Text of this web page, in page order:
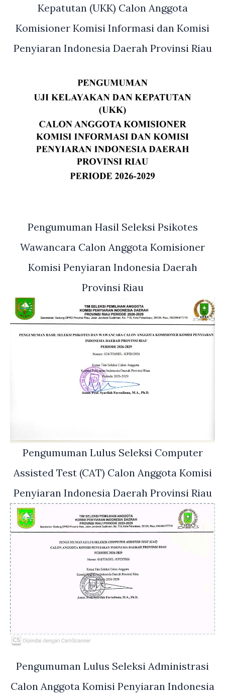
Rencana
TA
Kepatutan (UKK) Calon Anggota
Komisioner Komisi Informasi dan Komisi
Penyiaran Indonesia Daerah Provinsi Riau
Pengumuman Hasil Seleksi Psikotes
Wawancara Calon Anggota Komisioner
Komisi Penyiaran Indonesia Daerah
Provinsi Riau
Pengumuman Lulus Seleksi Computer
Assisted Test (CAT) Calon Anggota Komisi
Penyiaran Indonesia Daerah Provinsi Riau
Pengumuman Lulus Seleksi Administrasi
Calon Anggota Komisi Penyiaran Indonesia